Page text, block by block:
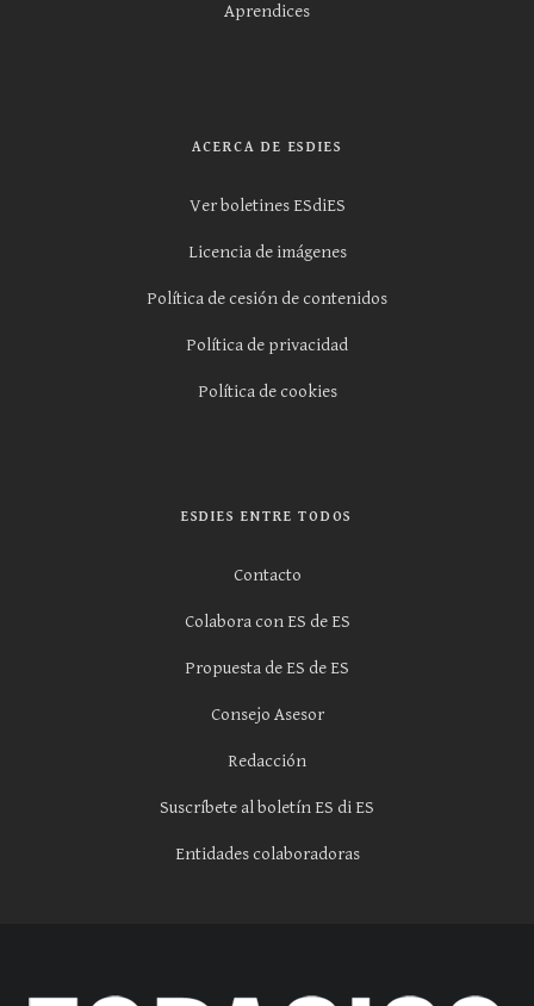
Aprendices
ACERCA DE ESDIES
Ver boletines ESdiES
Licencia de imágenes
Política de cesión de contenidos
Política de privacidad
Política de cookies
ESDIES ENTRE TODOS
Contacto
Colabora con ES de ES
Propuesta de ES de ES
Consejo Asesor
Redacción
Suscríbete al boletín ES di ES
Entidades colaboradoras